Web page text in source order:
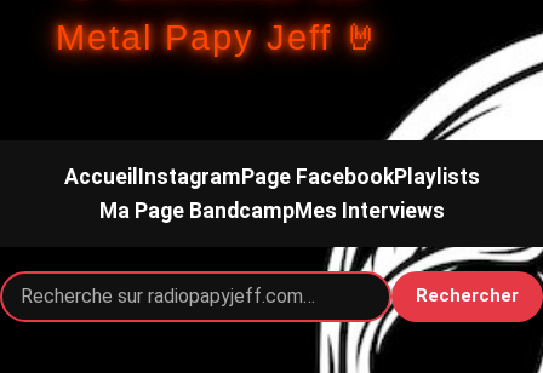
Metal Papy Jeff 🤘
Accueil InstagramPage FacebookPlaylists
Ma Page BandcampMes Interviews
Rechercher